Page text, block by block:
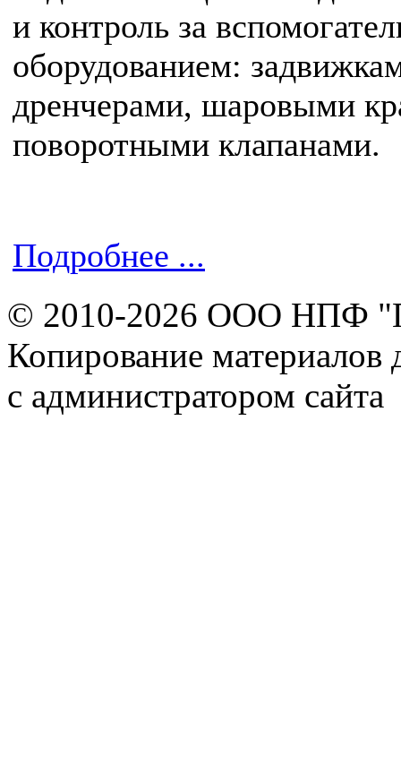
и контроль за
оборудованием:
дренчерами, шаровыми
поворотными клапанами.
Подробнее ...
© 2010-2026 ООО НПФ
Копирование материалов
с администратором сайта